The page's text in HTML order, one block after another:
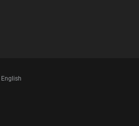
English